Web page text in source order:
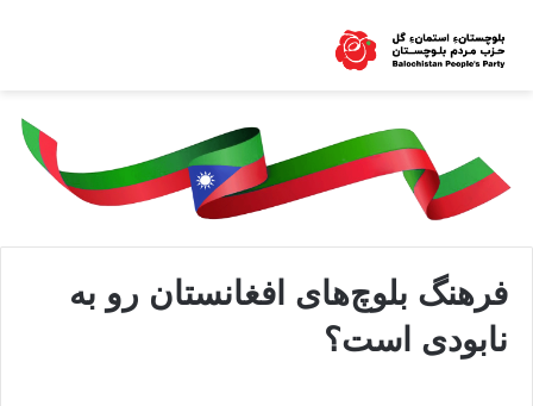
فرهنگ بلوچ‌های افغانستان رو به
نابودی است؟